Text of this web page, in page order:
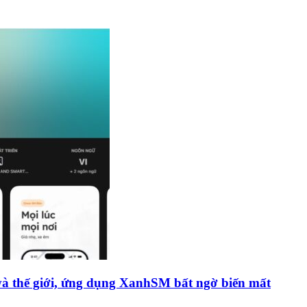
thế giới, ứng dụng XanhSM bất ngờ biến mất